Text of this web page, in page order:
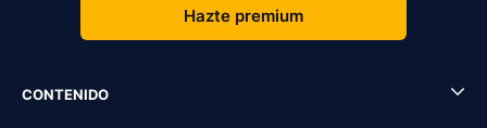
Hazte premium
CONTENIDO